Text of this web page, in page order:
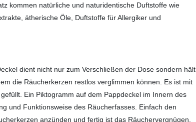
kommen natürliche und naturidentische Duftstoffe wie
ätherische Öle, Duftstoffe für Allergiker und
dient nicht nur zum Verschließen der Dose sondern hält
die Räucherkerzen restlos verglimmen können. Es ist mit
Ein Piktogramm auf dem Pappdeckel im Innern des
und Funktionsweise des Räucherfasses. Einfach den
anzünden und fertig ist das Räuchervergnügen.